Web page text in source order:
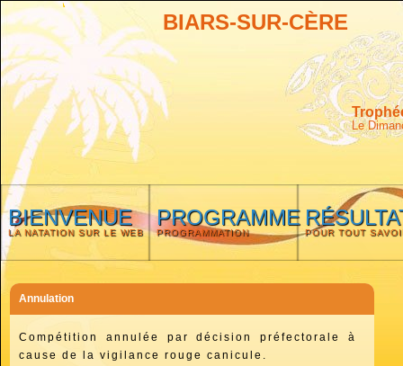
BIARS-SUR-CÈRE
Le
BIENVENUE
LA NATATION SUR LE WEB
PROGRAMME
PROGRAMMATION POUR TOUT
Annulation
Compétition annulée par décision préfectorale à
cause de la vigilance rouge canicule.